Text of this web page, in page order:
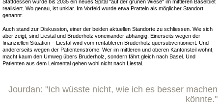
Stattdessen würde bis 2035 ein neues Spital "auf der grünen Wiese" im mittleren Baselbiet
realisiert. Wo genau, ist unklar. Im Vorfeld wurde etwa Pratteln als möglicher Standort
genannt.
Auch stand zur Diskussion, einer der beiden aktuellen Standorte zu schliessen. Wie sich
aber zeigt, sind Liestal und Bruderholz voneinander abhängig. Einerseits wegen der
finanziellen Situation – Liestal wird vom rentableren Bruderholz quersubventioniert. Und
andererseits wegen der Patientenströme: Wer im mittleren und oberen Kantonsteil wohnt,
macht kaum den Umweg übers Bruderholz, sondern fährt gleich nach Basel. Und
Patienten aus dem Leimental gehen wohl nicht nach Liestal.
Jourdan: "Ich wüsste nicht, wie ich es besser machen
könnte."